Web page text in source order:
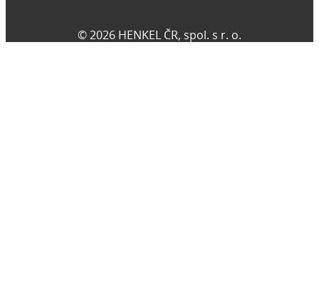
© 2026 HENKEL ČR, spol. s r. o.